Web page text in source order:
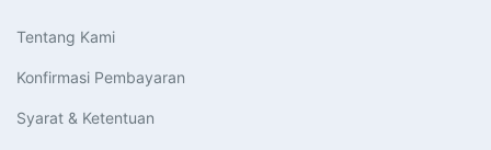
Tentang Kami
Konfirmasi Pembayaran
Syarat & Ketentuan